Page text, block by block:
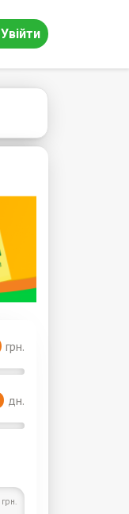
Увійти
грн.
дн.
грн.